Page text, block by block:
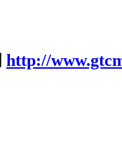
http://